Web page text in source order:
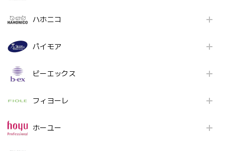
ハホニコ
パイモア
ビーエックス
フィヨーレ
ホーユー